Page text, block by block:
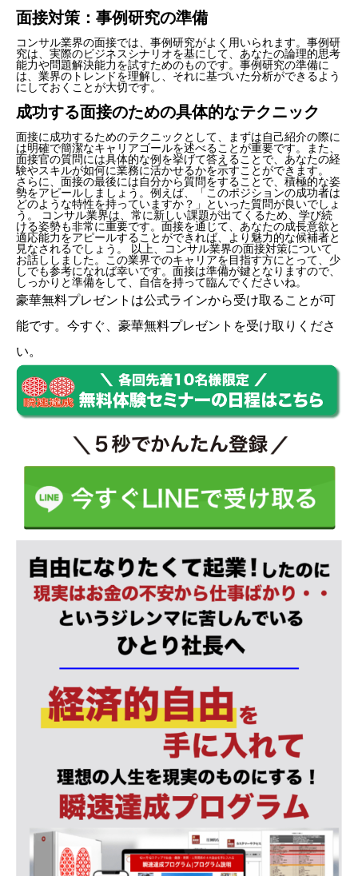
面接対策：事例研究の準備
コンサル業界の面接では、事例研究がよく用いられます。事例研
究は、実際のビジネスシナリオを基にして、あなたの論理的思考
能力や問題解決能力を試すためのものです。事例研究の準備に
は、業界のトレンドを理解し、それに基づいた分析ができるよう
にしておくことが大切です。
成功する面接のための具体的なテクニック
面接に成功するためのテクニックとして、まずは自己紹介の際に
は明確で簡潔なキャリアゴールを述べることが重要です。また、
面接官の質問には具体的な例を挙げて答えることで、あなたの経
験やスキルが如何に業務に活かせるかを示すことができます。
さらに、面接の最後には自分から質問をすることで、積極的な姿
勢をアピールしましょう。例えば、「このポジションの成功者は
どのような特性を持っていますか？」といった質問が良いでしょ
う。 コンサル業界は、常に新しい課題が出てくるため、学び続
ける姿勢も非常に重要です。面接を通じて、あなたの成長意欲と
適応能力をアピールすることができれば、より魅力的な候補者と
見なされるでしょう。 以上、コンサル業界の面接対策について
お話ししました。この業界でのキャリアを目指す方にとって、少
しでも参考になれば幸いです。面接は準備が鍵となりますので、
しっかりと準備をして、自信を持って臨んでくださいね。
豪華無料プレゼントは公式ラインから受け取ることが可
能です。今すぐ、豪華無料プレゼントを受け取りくださ
い。